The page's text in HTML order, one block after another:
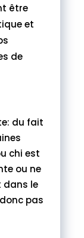
être
et
de
du fait
chi est
ou ne
dans le
pas